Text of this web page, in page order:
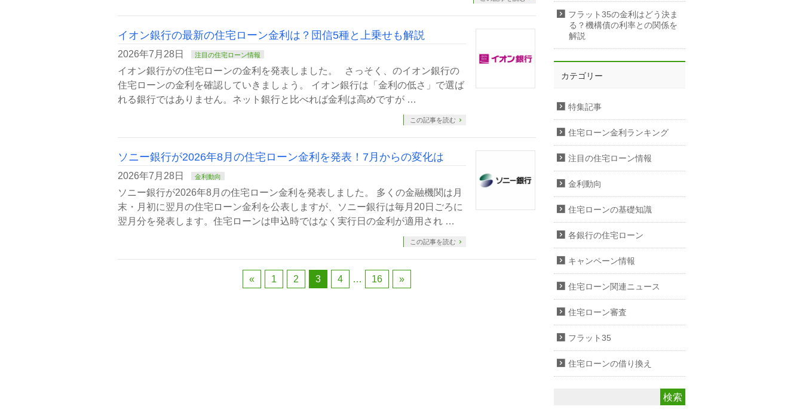
イオン銀行の最新の住宅ローン金利は？団信5種と上乗せも解説
2026年7月28日 注目の住宅ローン情報
イオン銀行がの住宅ローンの金利を発表しました。 さっそく、のイオン銀行の
住宅ローンの金利を確認していきましょう。 イオン銀行は「金利の低さ」で選ば
れる銀行ではありません。ネット銀行と比べれば金利は高めですが …
この記事を読む
ソニー銀行が2026年8月の住宅ローン金利を発表！7月からの変化は
2026年7月28日 金利動向
ソニー銀行が2026年8月の住宅ローン金利を発表しました。 多くの金融機関は月
末・月初に翌月の住宅ローン金利を公表しますが、ソニー銀行は毎月20日ごろに
翌月分を発表します。住宅ローンは申込時ではなく実行日の金利が適用され …
この記事を読む
« 1 2 3 4 … 16 »
フラット35の金利はどう決ま
る？機構債の利率との関係を
解説
カテゴリー
特集記事
住宅ローン金利ランキング
注目の住宅ローン情報
金利動向
住宅ローンの基礎知識
各銀行の住宅ローン
キャンペーン情報
住宅ローン関連ニュース
住宅ローン審査
フラット35
住宅ローンの借り換え